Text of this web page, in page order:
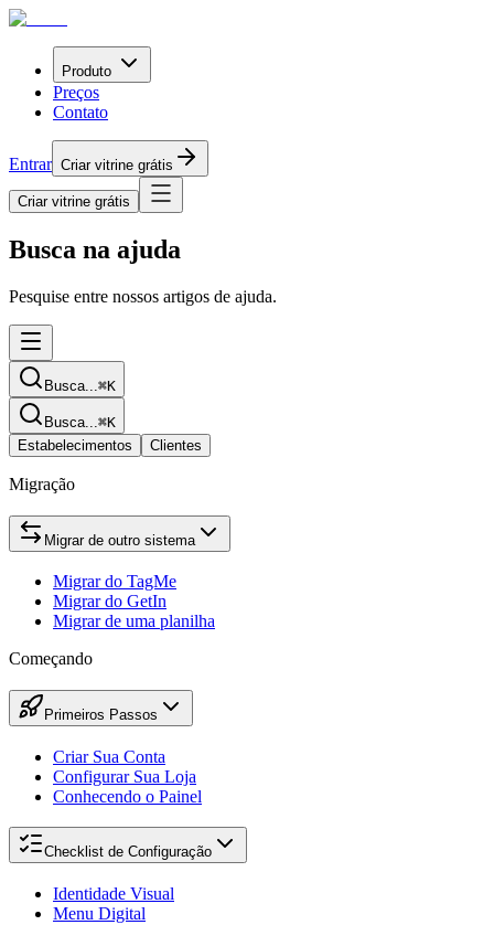
Produto
Preços
Contato
Entrar Criar vitrine grátis
Criar vitrine grátis
Busca na ajuda
Pesquise entre nossos artigos de ajuda.
Busca... ⌘K
Busca... ⌘K
Estabelecimentos
Clientes
Migração
Migrar de outro sistema
Migrar do TagMe
Migrar do GetIn
Migrar de uma planilha
Começando
Primeiros Passos
Criar Sua Conta
Configurar Sua Loja
Conhecendo o Painel
Checklist de Configuração
Identidade Visual
Menu Digital